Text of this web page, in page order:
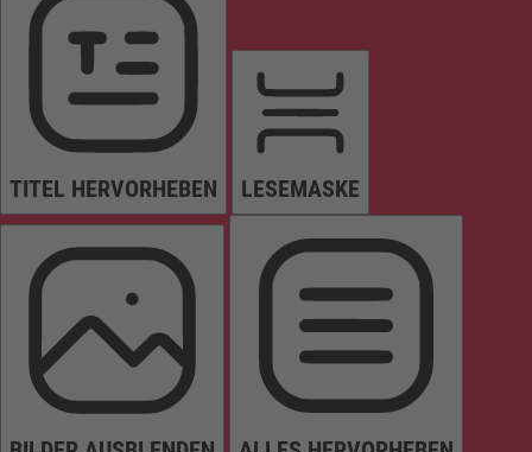
TITEL HERVORHEBEN LESEMASKE